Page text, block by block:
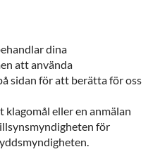
dina
att använda
sidan för att berätta för oss
eller en anmälan
för